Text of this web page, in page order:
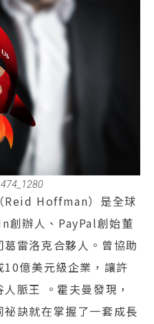
Reid Hoffman）是全球
創辦人、PayPal創始董
雷洛克合夥人。曾協助
億美元級企業，讓許
脈王 。霍夫曼發現，
訣就在掌握了一套成長